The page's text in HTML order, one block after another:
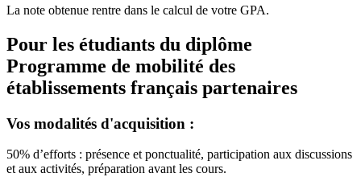
La note obtenue rentre dans le calcul de votre GPA.
Pour les étudiants du diplôme
Programme de mobilité des
établissements français partenaires
Vos modalités d'acquisition :
50% d’efforts : présence et ponctualité, participation aux discussions
et aux activités, préparation avant les cours.